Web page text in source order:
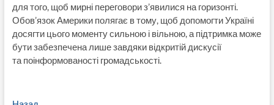
для того, щоб мирні переговори з’явилися на горизонті.
Обов’язок Америки полягає в тому, щоб допомогти Україні
досягти цього моменту сильною і вільною, а підтримка може
бути забезпечена лише завдяки відкритій дискусії
та поінформованості громадськості.